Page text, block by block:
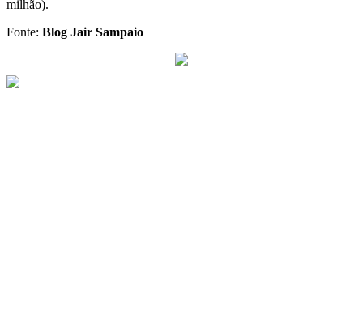
milhão).
Fonte: Blog Jair Sampaio